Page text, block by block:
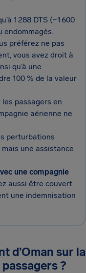
1 288 DTS (~1 600
endommagés.
préférez ne pas
vous avez droit à
qu’à une
100 % de la valeur
les passagers en
aérienne ne
perturbations
mais une assistance
une compagnie
aussi être couvert
une indemnisation
d’Oman sur la
?